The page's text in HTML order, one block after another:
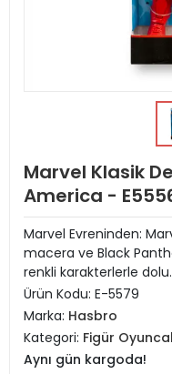
Marvel Klasik
America -
Marvel Evreninden:
macera ve Black
renkli karakterlerle dolu.
Ürün Kodu: E-5579
Marka: Hasbro
Kategori: Figür
Aynı gün kargoda!